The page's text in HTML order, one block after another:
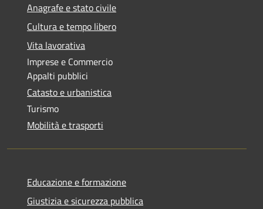
Anagrafe e stato civile
Cultura e tempo libero
Vita lavorativa
Imprese e Commercio
Appalti pubblici
Catasto e urbanistica
Turismo
Mobilità e trasporti
Educazione e formazione
Giustizia e sicurezza pubblica